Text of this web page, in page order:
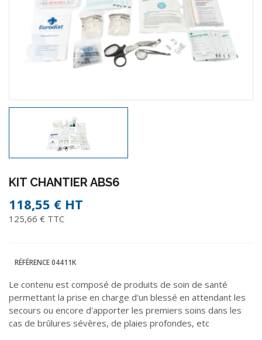
KIT CHANTIER ABS6
118,55 € HT
125,66 € TTC
RÉFÉRENCE04411K
Le contenu est composé de produits de soin de santé
permettant la prise en charge d'un blessé en attendant les
secours ou encore d'apporter les premiers soins dans les
cas de brûlures sévères, de plaies profondes, etc